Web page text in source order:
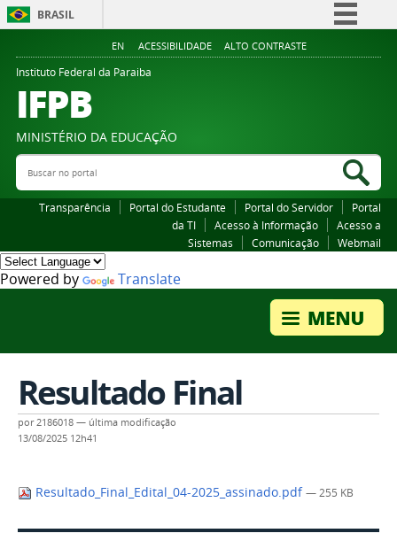
BRASIL
Simplifique!
Legislação
EN ACESSIBILIDADE ALTO CONTRASTE
Instituto Federal da Paraiba
IFPB
MINISTÉRIO DA EDUCAÇÃO
Buscar no portal
Transparência Portal do Estudante Portal do Servidor
Portal
da TI
Acesso à Informação
Acesso a
Sistemas
Comunicação Webmail
Powered by Translate
Resultado Final
por2186018 — última modificação
13/08/2025 12h41
Resultado_Final_Edital_04-2025_assinado.pdf — 255 KB